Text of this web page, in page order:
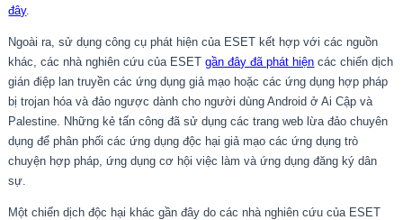
đây.
Ngoài ra, sử dụng công cụ phát hiện của ESET kết hợp với các nguồn
khác, các nhà nghiên cứu của ESETgần đây đã phát hiện các chiến dịch
gián điệp lan truyền các ứng dụng giả mạo hoặc các ứng dụng hợp pháp
bị trojan hóa và đảo ngược dành cho người dùng Android ở Ai Cập và
Palestine. Những kẻ tấn công đã sử dụng các trang web lừa đảo chuyên
dụng để phân phối các ứng dụng độc hại giả mạo các ứng dụng trò
chuyện hợp pháp, ứng dụng cơ hội việc làm và ứng dụng đăng ký dân
sự.
Một chiến dịch độc hại khác gần đây do các nhà nghiên cứu của ESET